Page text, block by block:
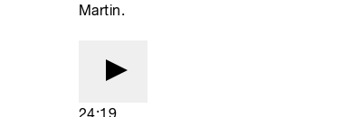
Martin.